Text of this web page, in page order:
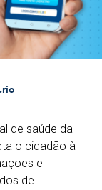
de saúde da
o cidadão à
e
de